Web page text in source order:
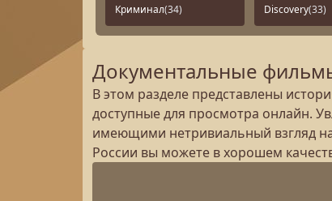
Криминал(34) Discovery(33)
Документальные
В этом разделе представлены
доступные для просмотра онлайн.
имеющими нетривиальный взгляд
России вы можете в хорошем